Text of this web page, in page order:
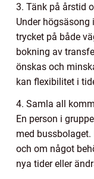
3. Tänk på årstid
Under högsäsong
trycket på både
bokning av
önskas och
kan flexibilitet i
4. Samla all
En person i
med
och om något
nya tider eller